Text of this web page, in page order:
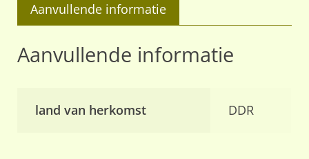
Aanvullende informatie
Aanvullende informatie
land van herkomst DDR